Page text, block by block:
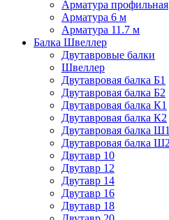
Арматура профильная
Арматура 6 м
Арматура 11.7 м
Балка Швеллер
Двутавровые балки
Швеллер
Двутавровая балка Б1
Двутавровая балка Б2
Двутавровая балка К1
Двутавровая балка К2
Двутавровая балка Ш1
Двутавровая балка Ш2
Двутавр 10
Двутавр 12
Двутавр 14
Двутавр 16
Двутавр 18